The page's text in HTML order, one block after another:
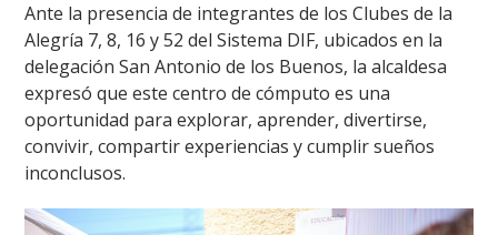
Ante la presencia de integrantes de los Clubes de la
Alegría 7, 8, 16 y 52 del Sistema DIF, ubicados en la
delegación San Antonio de los Buenos, la alcaldesa
expresó que este centro de cómputo es una
oportunidad para explorar, aprender, divertirse,
convivir, compartir experiencias y cumplir sueños
inconclusos.